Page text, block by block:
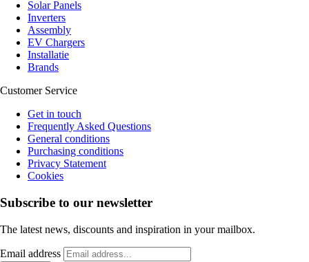
Solar Panels
Inverters
Assembly
EV Chargers
Installatie
Brands
Customer Service
Get in touch
Frequently Asked Questions
General conditions
Purchasing conditions
Privacy Statement
Cookies
Subscribe to our newsletter
The latest news, discounts and inspiration in your mailbox.
Email address